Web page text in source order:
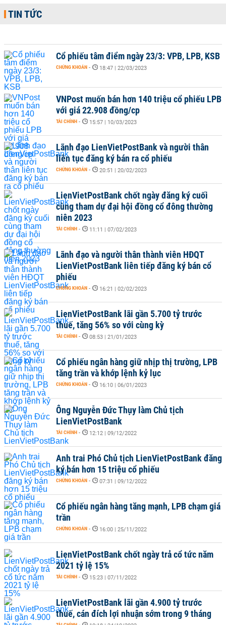
TIN TỨC
Cổ phiếu tâm điểm ngày 23/3: VPB, LPB, KSB
CHỨNG KHOÁN - 18:47 | 22/03/2023
VNPost muốn bán hơn 140 triệu cổ phiếu LPB
với giá 22.908 đồng/cp
TÀI CHÍNH - 15:57 | 10/03/2023
Lãnh đạo LienVietPostBank và người thân
liên tục đăng ký bán ra cổ phiếu
CHỨNG KHOÁN - 20:51 | 20/02/2023
LienVietPostBank chốt ngày đăng ký cuối
cùng tham dự đại hội đồng cổ đông thường
niên 2023
TÀI CHÍNH - 11:11 | 07/02/2023
Lãnh đạo và người thân thành viên HĐQT
LienVietPostBank liên tiếp đăng ký bán cổ
phiếu
CHỨNG KHOÁN - 16:21 | 02/02/2023
LienVietPostBank lãi gần 5.700 tỷ trước
thuế, tăng 56% so với cùng kỳ
TÀI CHÍNH - 08:53 | 21/01/2023
Cổ phiếu ngân hàng giữ nhịp thị trường, LPB
tăng trần và khớp lệnh kỷ lục
CHỨNG KHOÁN - 16:10 | 06/01/2023
Ông Nguyễn Đức Thụy làm Chủ tịch
LienVietPostBank
TÀI CHÍNH - 12:12 | 09/12/2022
Anh trai Phó Chủ tịch LienVietPostBank đăng
ký bán hơn 15 triệu cổ phiếu
CHỨNG KHOÁN - 07:31 | 09/12/2022
Cổ phiếu ngân hàng tăng mạnh, LPB chạm giá
trần
CHỨNG KHOÁN - 16:00 | 25/11/2022
LienVietPostBank chốt ngày trả cổ tức năm
2021 tỷ lệ 15%
TÀI CHÍNH - 15:23 | 07/11/2022
LienVietPostBank lãi gần 4.900 tỷ trước
thuế, cán đích lợi nhuận sớm trong 9 tháng